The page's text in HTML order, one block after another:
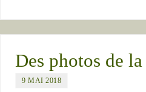
Des photos de
9 MAI 2018